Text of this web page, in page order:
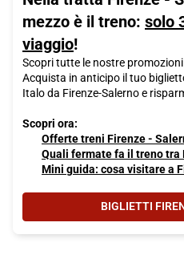
mezzo è il treno: solo
viaggio!
Scopri tutte le nostre
Acquista in anticipo il tuo
Italo da Firenze-Salerno e
Scopri ora:
Offerte treni Firenze -
Quali fermate fa il treno tra
Mini guida: cosa visitare a
BIGLIETTI